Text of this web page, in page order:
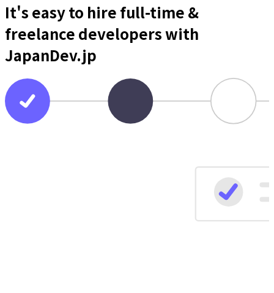
It's easy to hire full-time &
freelance developerswith
JapanDev.jp